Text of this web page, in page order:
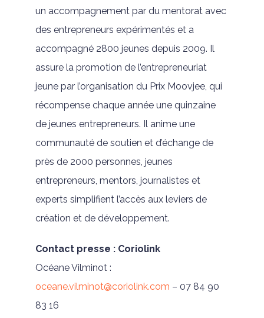
un accompagnement par du mentorat avec
des entrepreneurs expérimentés et a
accompagné 2800 jeunes depuis 2009. Il
assure la promotion de l’entrepreneuriat
jeune par l’organisation du Prix Moovjee, qui
récompense chaque année une quinzaine
de jeunes entrepreneurs. Il anime une
communauté de soutien et d’échange de
près de 2000 personnes, jeunes
entrepreneurs, mentors, journalistes et
experts simplifient l’accès aux leviers de
création et de développement.
Contact presse : Coriolink
Océane Vilminot :
oceane.vilminot@coriolink.com – 07 84 90
83 16